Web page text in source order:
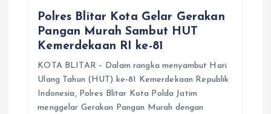
Polres Blitar Kota Gelar Gerakan
Pangan Murah Sambut HUT
Kemerdekaan RI ke-81
KOTA BLITAR – Dalam rangka menyambut Hari
Ulang Tahun (HUT) ke-81 Kemerdekaan Republik
Indonesia, Polres Blitar Kota Polda Jatim
menggelar Gerakan Pangan Murah dengan